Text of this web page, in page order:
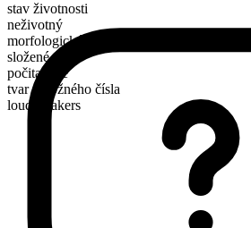
stav životnosti
neživotný
morfologické složení
složené
počitatelné
tvar množného čísla
loudspeakers